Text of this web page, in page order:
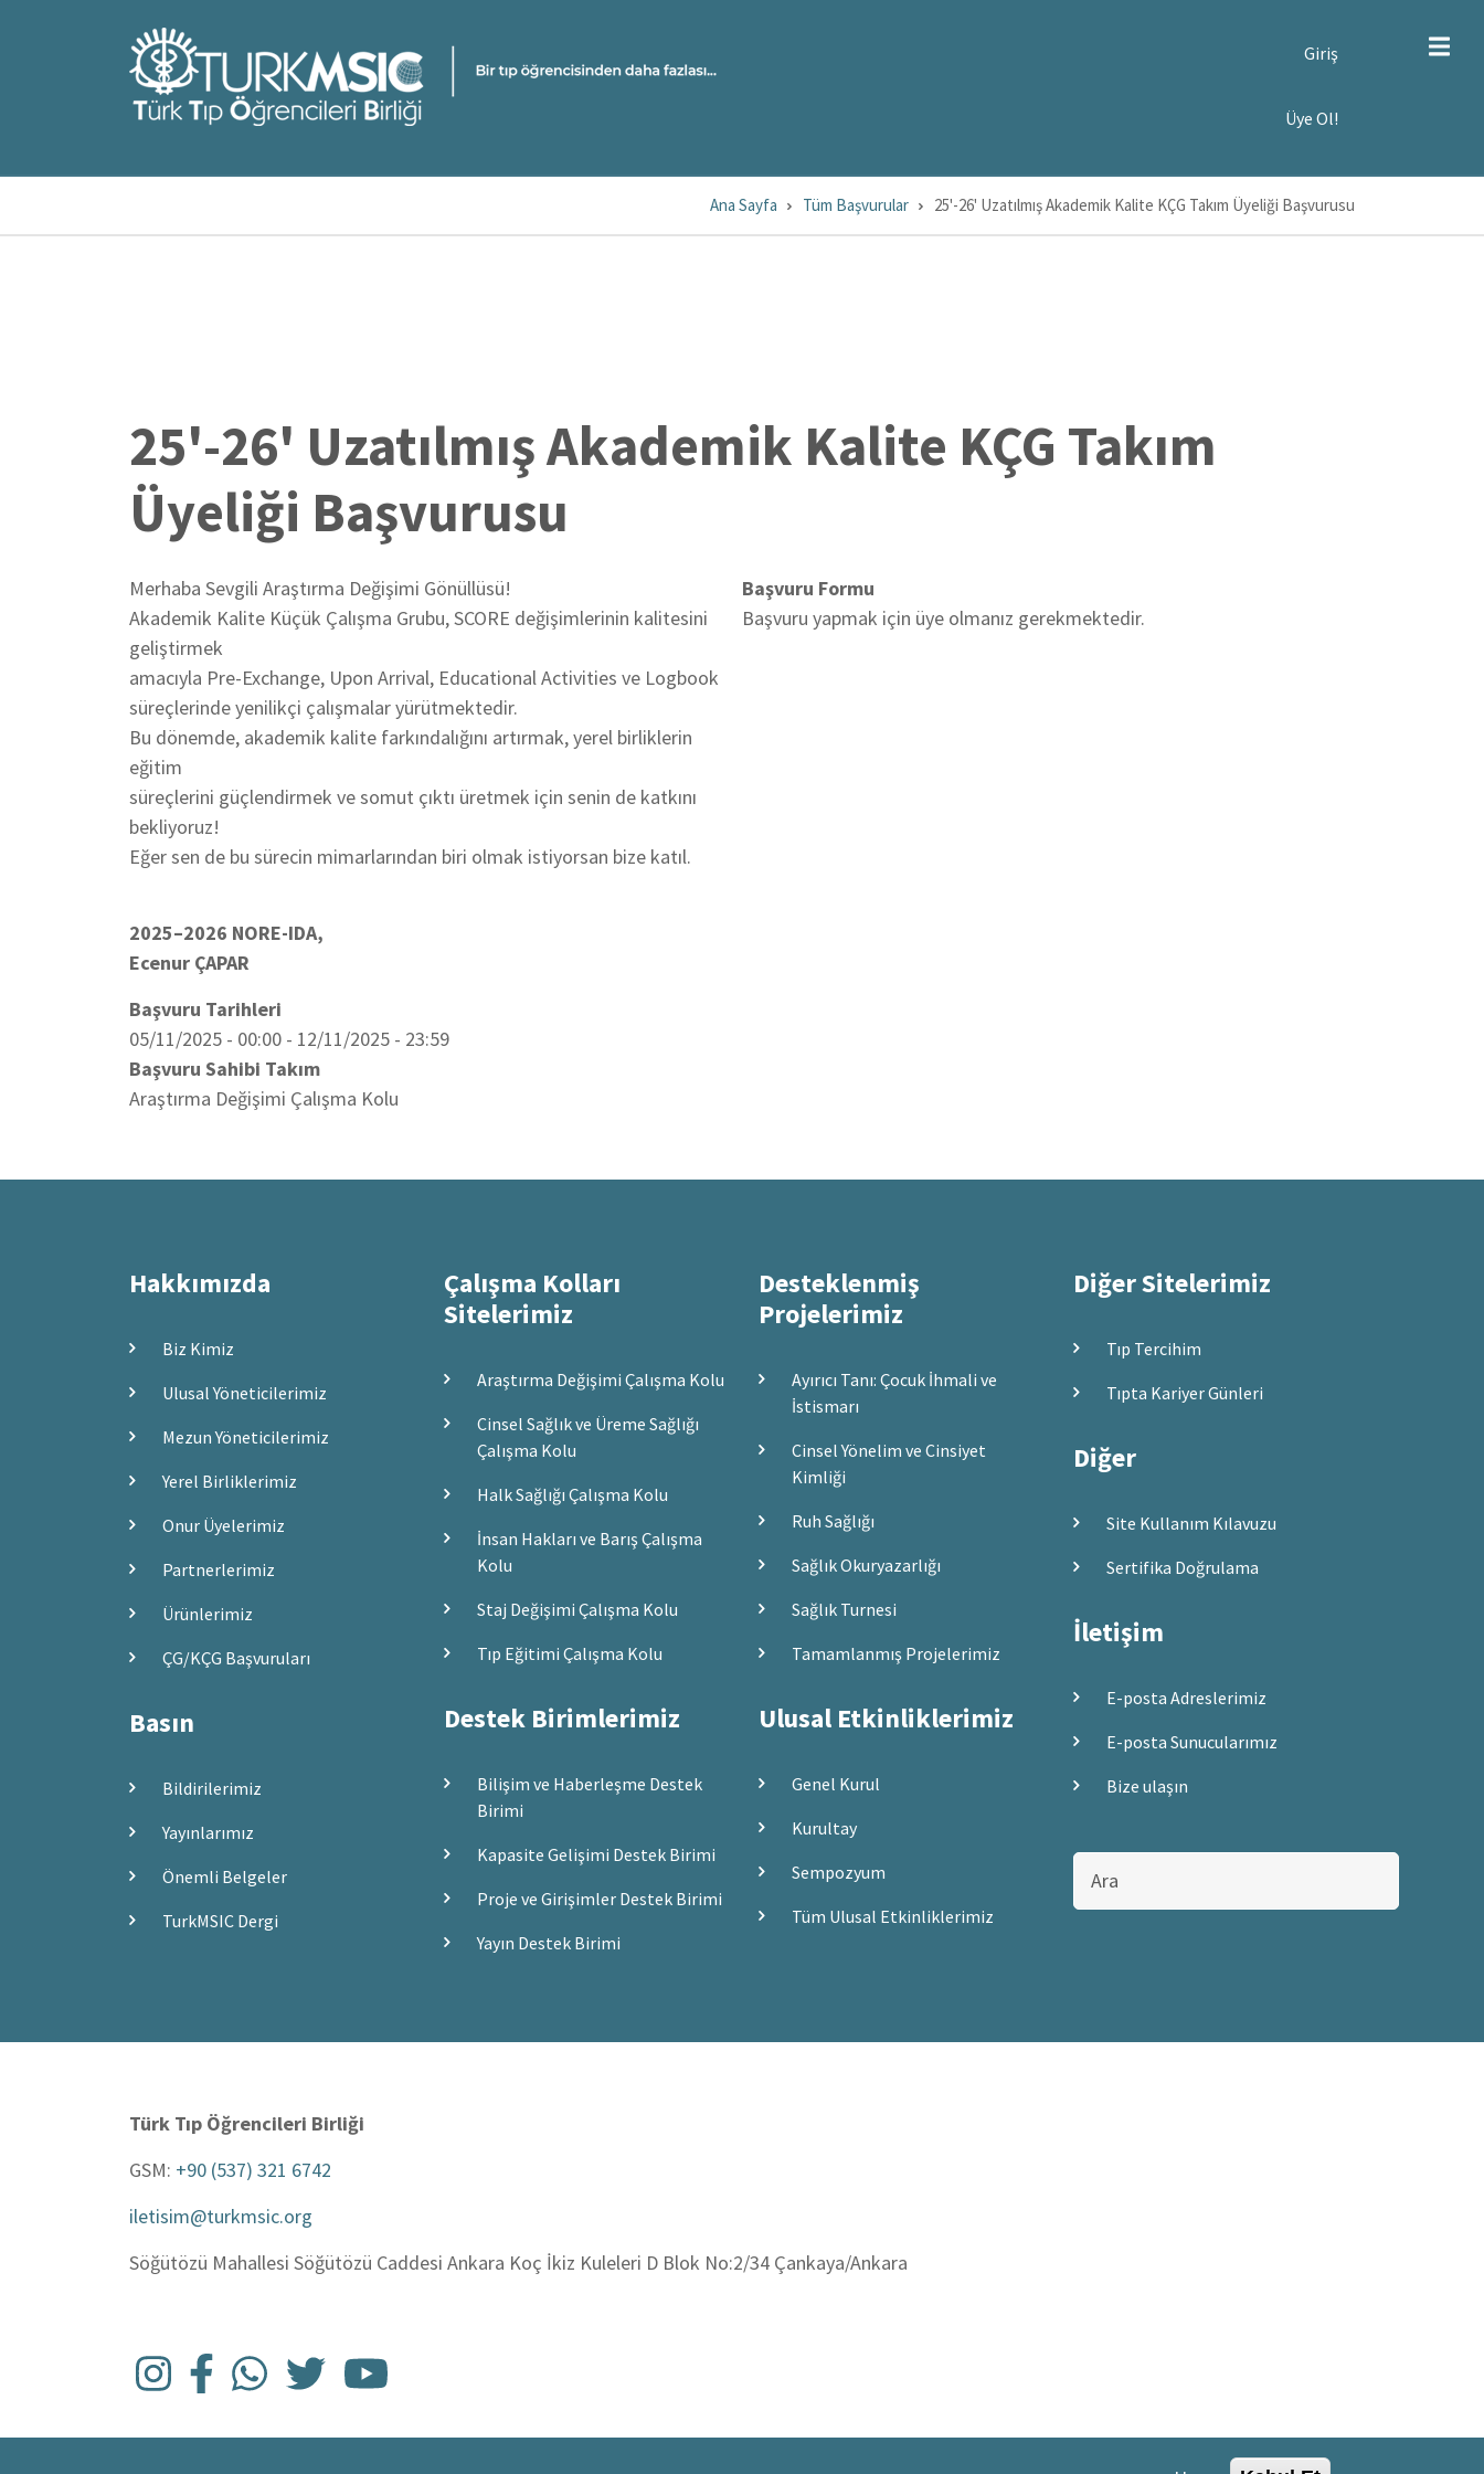
Giriş
Üye Ol!
Sayfa
Ana Sayfa Tüm Başvurular 25'-26' Uzatılmış Akademik Kalite KÇG Takım Üyeliği Başvurusu
25'-26' Uzatılmış Akademik Kalite KÇG Takım
Üyeliği Başvurusu
Merhaba Sevgili Araştırma Değişimi Gönüllüsü!
Akademik Kalite Küçük Çalışma Grubu, SCORE değişimlerinin kalitesini
geliştirmek
amacıyla Pre-Exchange, Upon Arrival, Educational Activities ve Logbook
süreçlerinde yenilikçi çalışmalar yürütmektedir.
Bu dönemde, akademik kalite farkındalığını artırmak, yerel birliklerin
eğitim
süreçlerini güçlendirmek ve somut çıktı üretmek için senin de katkını
bekliyoruz!
Eğer sen de bu sürecin mimarlarından biri olmak istiyorsan bize katıl.
2025–2026 NORE-IDA,
Ecenur ÇAPAR
Başvuru Tarihleri
05/11/2025 - 00:00 - 12/11/2025 - 23:59
Başvuru Sahibi Takım
Araştırma Değişimi Çalışma Kolu
Başvuru Formu
Başvuru yapmak için üye olmanız gerekmektedir.
Hakkımızda
Biz Kimiz
Ulusal Yöneticilerimiz
Mezun Yöneticilerimiz
Yerel Birliklerimiz
Onur Üyelerimiz
Partnerlerimiz
Ürünlerimiz
ÇG/KÇG Başvuruları
Basın
Bildirilerimiz
Yayınlarımız
Önemli Belgeler
TurkMSIC Dergi
Çalışma Kolları
Sitelerimiz
Araştırma Değişimi Çalışma Kolu
Cinsel Sağlık ve Üreme Sağlığı
Çalışma Kolu
Halk Sağlığı Çalışma Kolu
İnsan Hakları ve Barış Çalışma
Kolu
Staj Değişimi Çalışma Kolu
Tıp Eğitimi Çalışma Kolu
Destek Birimlerimiz
Bilişim ve Haberleşme Destek
Birimi
Kapasite Gelişimi Destek Birimi
Proje ve Girişimler Destek Birimi
Yayın Destek Birimi
Desteklenmiş
Projelerimiz
Ayırıcı Tanı: Çocuk İhmali ve
İstismarı
Cinsel Yönelim ve Cinsiyet
Kimliği
Ruh Sağlığı
Sağlık Okuryazarlığı
Sağlık Turnesi
Tamamlanmış Projelerimiz
Ulusal Etkinliklerimiz
Genel Kurul
Kurultay
Sempozyum
Tüm Ulusal Etkinliklerimiz
Diğer Sitelerimiz
Tıp Tercihim
Tıpta Kariyer Günleri
Diğer
Site Kullanım Kılavuzu
Sertifika Doğrulama
İletişim
E-posta Adreslerimiz
E-posta Sunucularımız
Bize ulaşın
Bu
sitede
ara
Türk Tıp Öğrencileri Birliği
GSM: +90 (537) 321 6742
iletisim@turkmsic.org
Söğütözü Mahallesi Söğütözü Caddesi Ankara Koç İkiz Kuleleri D Blok No:2/34 Çankaya/Ankara